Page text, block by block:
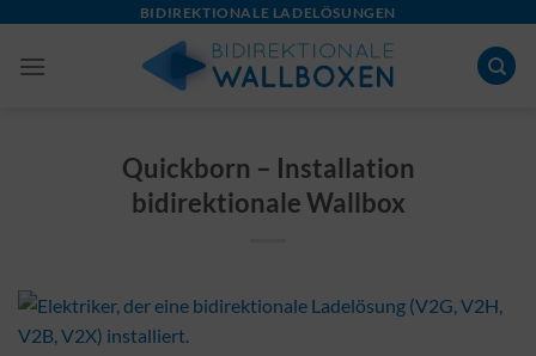
content
BIDIREKTIONALE LADELÖSUNGEN
Quickborn – Installation
bidirektionale Wallbox